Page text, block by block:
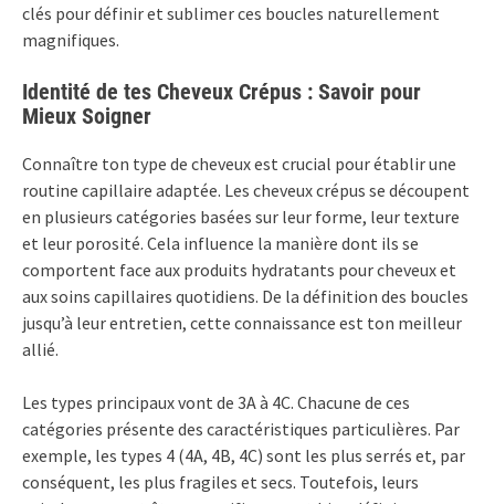
clés pour définir et sublimer ces boucles naturellement
magnifiques.
Identité de tes Cheveux Crépus : Savoir pour
Mieux Soigner
Connaître ton type de cheveux est crucial pour établir une
routine capillaire adaptée. Les cheveux crépus se découpent
en plusieurs catégories basées sur leur forme, leur texture
et leur porosité. Cela influence la manière dont ils se
comportent face aux produits hydratants pour cheveux et
aux soins capillaires quotidiens. De la définition des boucles
jusqu’à leur entretien, cette connaissance est ton meilleur
allié.
Les types principaux vont de 3A à 4C. Chacune de ces
catégories présente des caractéristiques particulières. Par
exemple, les types 4 (4A, 4B, 4C) sont les plus serrés et, par
conséquent, les plus fragiles et secs. Toutefois, leurs